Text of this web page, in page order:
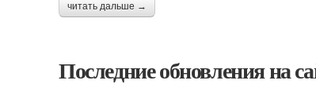
читать дальше →
Последние обновления на